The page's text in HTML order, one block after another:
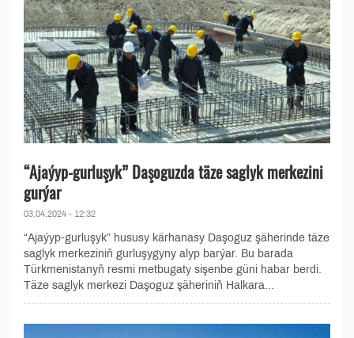
“Ajaýyp-gurluşyk” Daşoguzda täze saglyk merkezini
gurýar
03.04.2024 - 12:32
“Ajaýyp-gurluşyk” hususy kärhanasy Daşoguz şäherinde täze
saglyk merkeziniň gurluşygyny alyp barýar. Bu barada
Türkmenistanyň resmi metbugaty sişenbe güni habar berdi.
Täze saglyk merkezi Daşoguz şäheriniň Halkara...